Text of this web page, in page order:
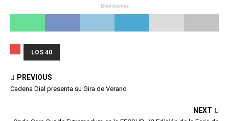
LOS 40
PREVIOUS
Cadena Dial presenta su Gira de Verano
NEXT